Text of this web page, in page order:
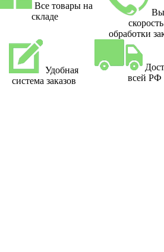
Все товары на
складе
скорость
обработки
Удобная
система заказов
всей РФ